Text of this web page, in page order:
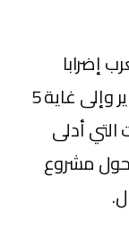
إضرابا
وطنيا لمدة أسبوع، ابتداء من 29 يناير وإلى غاية 5
التي أدلى
حول مشروع